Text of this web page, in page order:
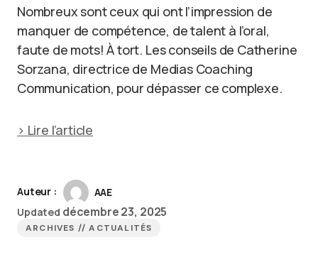
Nombreux sont ceux qui ont l’impression de
manquer de compétence, de talent à l’oral,
faute de mots! À tort. Les conseils de Catherine
Sorzana, directrice de Medias Coaching
Communication, pour dépasser ce complexe.
> Lire l’article
Auteur :
AAE
Updated décembre 23, 2025
ARCHIVES // ACTUALITÉS